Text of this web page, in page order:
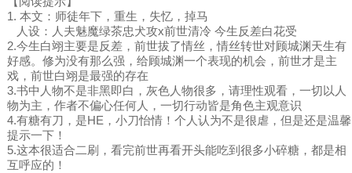
1. 本文：师徒年下，重生，失忆，掉马
人设：人夫魅魔绿茶忠犬攻x前世清冷 今生反差白花受
2.今生白翊主要是反差，前世拔了情丝，情丝转世对顾城渊天生有
好感。修为没有那么强，给顾城渊一个表现的机会，前世才是主
戏，前世白翊是最强的存在
3.书中人物不是非黑即白，灰色人物很多，请理性观看，一切以人
物为主，作者不偏心任何人，一切行动皆是角色主观意识
4.有糖有刀，是HE，小刀怡情！个人认为不是很虐，但是还是温馨
提示一下！
5.这本很适合二刷，看完前世再看开头能吃到很多小碎糖，都是相
互呼应的！